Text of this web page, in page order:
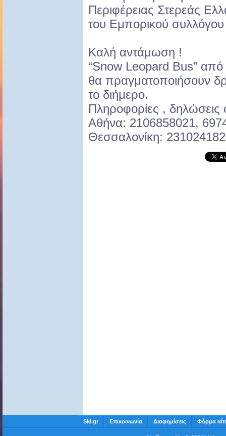
Περιφέρειας Στερεάς
του Εμπορικού
Καλή αντάμωση !
“Snow Leopard Bus”
θα πραγματοποιήσουν
το διήμερο.
Πληροφορίες , δηλώσεις
Αθήνα: 2106858021,
Θεσσαλονίκη:
Ski.gr Επικοινωνία Διαφημίσεις Φόρμα